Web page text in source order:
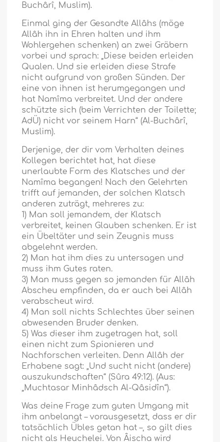
Buchârî, Muslim).
Einmal ging der Gesandte Allâhs (möge
Allâh ihn in Ehren halten und ihm
Wohlergehen schenken) an zwei Gräbern
vorbei und sprach: „Diese beiden erleiden
Qualen. Und sie erleiden diese Strafe
nicht aufgrund von großen Sünden. Der
eine von ihnen ist herumgegangen und
hat Namîma verbreitet. Und der andere
schützte sich (beim Verrichten der Toilette;
AdÜ) nicht vor seinem Harn“ (Al-Buchârî,
Muslim).
Derjenige, der dir vom Verhalten deines
Kollegen berichtet hat, hat diese
unerlaubte Form des Klatsches und der
Namîma begangen! Nach den Gelehrten
trifft auf jemanden, der solchen Klatsch
anderen zuträgt, mehreres zu:
1) Man soll jemandem, der Klatsch
verbreitet, keinen Glauben schenken. Er ist
ein Übeltäter und sein Zeugnis muss
abgelehnt werden.
2) Man hat ihm dies zu untersagen und
muss ihm Gutes raten.
3) Man muss gegen so jemanden für Allâh
Abscheu empfinden, da er auch bei Allâh
verabscheut wird.
4) Man soll nichts Schlechtes über seinen
abwesenden Bruder denken.
5) Was dieser ihm zugetragen hat, soll
einen nicht zum Spionieren und
Nachforschen verleiten. Denn Allâh der
Erhabene sagt: „Und sucht nicht (andere)
auszukundschaften“ (Sûra 49:12). (Aus:
„Muchtasar Minhâdsch Al-Qâsidîn“).
Was deine Frage zum guten Umgang mit
ihm anbelangt – vorausgesetzt, dass er dir
tatsächlich Übles getan hat –, so gilt dies
nicht als Heuchelei. Von Âischa wird